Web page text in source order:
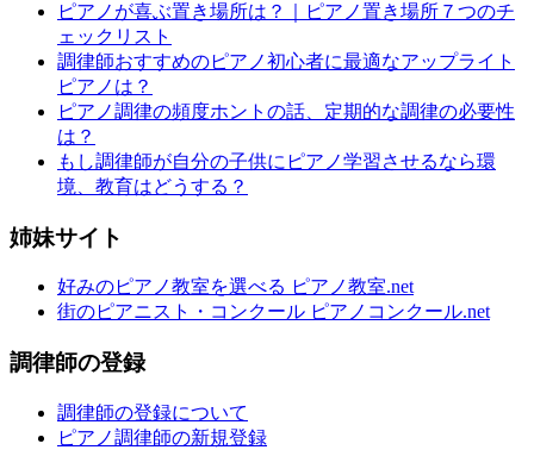
ピアノが喜ぶ置き場所は？｜ピアノ置き場所７つのチ
ェックリスト
調律師おすすめのピアノ初心者に最適なアップライト
ピアノは？
ピアノ調律の頻度ホントの話、定期的な調律の必要性
は？
もし調律師が自分の子供にピアノ学習させるなら環
境、教育はどうする？
姉妹サイト
好みのピアノ教室を選べる ピアノ教室.net
街のピアニスト・コンクール ピアノコンクール.net
調律師の登録
調律師の登録について
ピアノ調律師の新規登録